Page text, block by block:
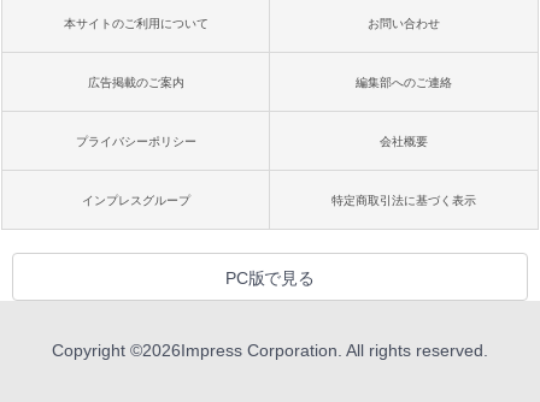
本サイトのご利用について お問い合わせ
広告掲載のご案内 編集部へのご連絡
プライバシーポリシー 会社概要
インプレスグループ 特定商取引法に基づく表示
PC版で見る
Copyright ©2026Impress Corporation. All rights reserved.